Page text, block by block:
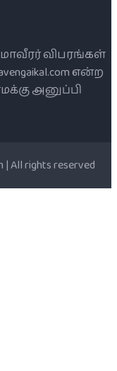
விபரங்கள்
என்ற
அனுப்பி
| All rights reserved